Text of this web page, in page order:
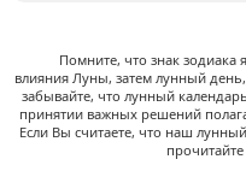
Помните, что знак
влияния Луны, затем лунный
забывайте, что лунный
принятии важных решений
Если Вы считаете, что наш
прочитайте